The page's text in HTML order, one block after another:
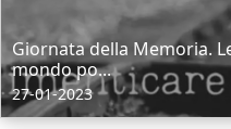
Giornata della Memoria.
mondo po...
27-01-2023